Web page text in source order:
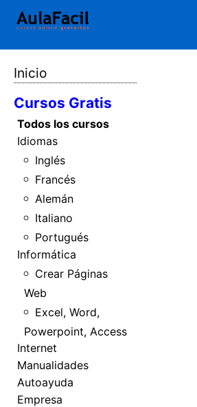
Inicio
Cursos Gratis
Todos los cursos
Idiomas
Inglés
Francés
Alemán
Italiano
Portugués
Informática
Crear Páginas
Web
Excel, Word,
Powerpoint, Access
Internet
Manualidades
Autoayuda
Empresa